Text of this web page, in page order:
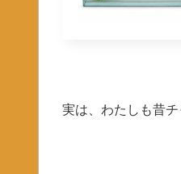
実は、わたしも昔